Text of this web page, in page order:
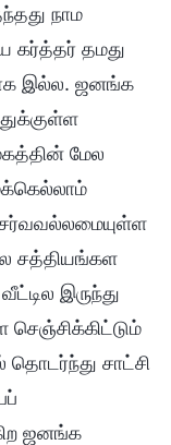
நாம
கர்த்தர் தமது
இல்ல. ஜனங்க
மேல
சத்தியங்கள
இருந்து
செஞ்சிக்கிட்டும்
தொடர்ந்து சாட்சி
ஜனங்க